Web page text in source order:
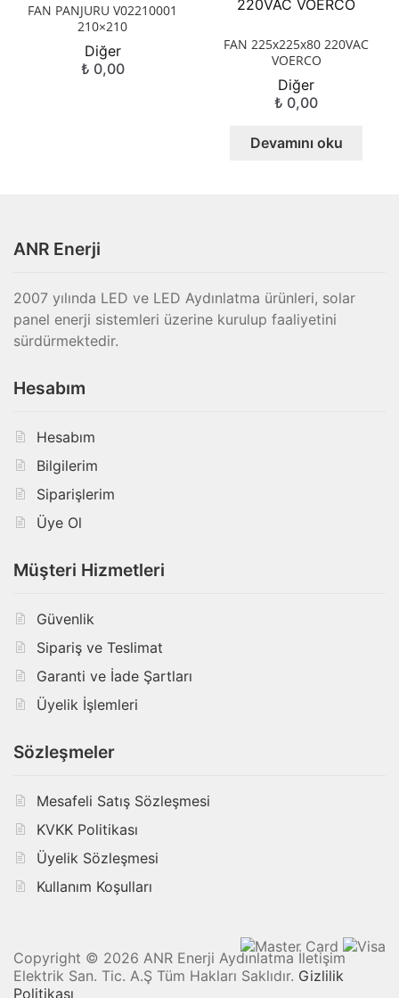
FAN PANJURU V02210001
210×210
Diğer
₺ 0,00
FAN 225x225x80 220VAC
VOERCO
Diğer
₺ 0,00
Devamını oku
ANR Enerji
2007 yılında LED ve LED Aydınlatma ürünleri, solar
panel enerji sistemleri üzerine kurulup faaliyetini
sürdürmektedir.
Hesabım
Hesabım
Bilgilerim
Siparişlerim
Üye Ol
Müşteri Hizmetleri
Güvenlik
Sipariş ve Teslimat
Garanti ve İade Şartları
Üyelik İşlemleri
Sözleşmeler
Mesafeli Satış Sözleşmesi
KVKK Politikası
Üyelik Sözleşmesi
Kullanım Koşulları
Copyright © 2026 ANR Enerji Aydınlatma İletişim
Elektrik San. Tic. A.Ş Tüm Hakları Saklıdır. Gizlilik
Politikası